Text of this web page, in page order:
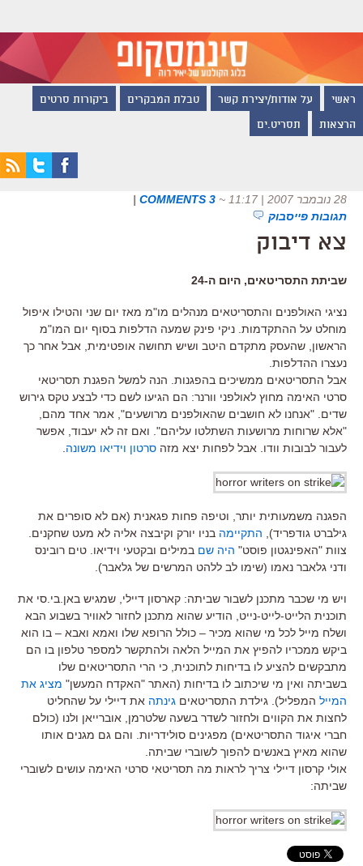
ראשי על אודות/יצירת קשר טבלת המבקרים ביקורות סרטים
הרצאות תסריט.ים
28 נובמבר 2007 | 11:17 ~
3 COMMENTS
|
תגובות פייסבוק
צא דיבוק
שביתת התסריטאים, היום ה-24
נציגי האולפנים והתסריטאים מנהלים מו"מ מאז יום שני והטילו איפול
מוחלט על ההתקדמות. ניקי פינק שמעה הדלפות בסוף יום המו"מ
הראשון, שהעסק מתקדם היטב ושיש תחושה אופטימית, אבל אחר כך
נעצרו ההדלפות.
אבל התסריטאים ממשיכים בהפגנות. הנה למשל הפגנת תסריטאי
סרטי האימה מחוץ לאולפני וורנר: הם הגיעו לשם כדי לבצע טקס גירוש
שדים. "אנחנו לא חושבים שהאולפנים מרושעים", אמר אחד מהם,
"אלא שרוחות מרושעות השתלטו עליהם". ואם זה לא יעבוד, אפשר
לעבור לבובות וודו. אבל לפחות יצא מזה סרטון וידיאו משונה
הפגנה משמעותית יותר, וטיפה פחות פגאנית (אם לא סופרים את
גילברט גודפריד), התקיימה בניו יורק וקיבצה אליה לא מעט שחקנים.
צוות "האפינגטון פוסט" היה שם במילים ובקטעי וידיאו. טים רובינס
ודני גלאבר נאמו (שימו לב ללהט המרשים של גלאבר).
ויש מי שכבר מתכנן לשבור שביתה: קארסון דיילי, שמגיש באן.בי.סי את
תוכנית הלייט-לייט-נייט, הודיע שהוא מתכנן לחזור לאוויר בשבוע הבא
ושלח מייל לכל מי שהוא מכיר – כולל הרופא שלו ואמא ואבא – בו הוא
ביקש ממכריו להפיץ את המייל הלאה ולהתקשר למספר טלפון בו הם
מתבקשים להציע לו בדיחות לתוכנית, כי הרי התסריטאים שלו
בשביתה ואין מי שיכתוב לו בדיחות (האתר "האקדח המעשן" מציג את
המייל המפליל). גילדת התסריטאים גינתה את דיילי על שהחליט
לחצות את הקווים ולחזור לשדר בשעה שלטרמן, אוברייאן ולנו (כולם
חברי איגוד התסריטאים) מפגינים סולידריות. והם גם מגנים אותו
שהוא מאיץ באנשים להפוך לשוברי שביתה.
אולי קרסון דיילי צריך לראות מה תסריטאי סרטי האימה עושים לשוברי
שביתה: